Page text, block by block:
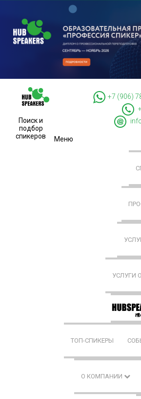
Поиск и
подбор
спикеров
+7 (906)
Меню
УСЛУГИ
ТОП-СПИКЕРЫ
О КОМПАНИИ